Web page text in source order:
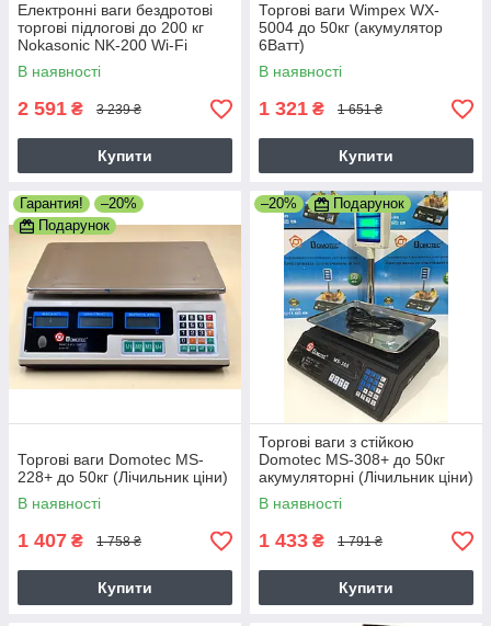
Електронні ваги бездротові
торгові підлогові до 200 кг
Nokasonic NK-200 Wi-Fi
320х420 мм
В наявності
2 591 ₴ 3 239 ₴
Купити
Торгові ваги Wimpex WX-
5004 до 50кг (акумулятор
6Ватт)
В наявності
1 321 ₴ 1 651 ₴
Купити
Гарантия!
–20%
Подарунок
Торгові ваги Domotec MS-
228+ до 50кг (Лічильник ціни)
В наявності
1 407 ₴ 1 758 ₴
Купити
–20% Подарунок
Торгові ваги з стійкою
Domotec MS-308+ до 50кг
акумуляторні (Лічильник ціни)
В наявності
1 433 ₴ 1 791 ₴
Купити